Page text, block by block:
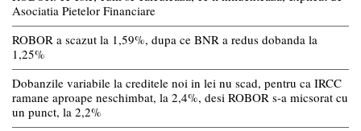
Asociatia Pietelor Financiare
ROBOR a scazut la 1,59%, dupa ce BNR a redus dobanda la
1,25%
Dobanzile variabile la creditele noi in lei nu scad, pentru ca IRCC
ramane aproape neschimbat, la 2,4%, desi ROBOR s-a micsorat cu
un punct, la 2,2%